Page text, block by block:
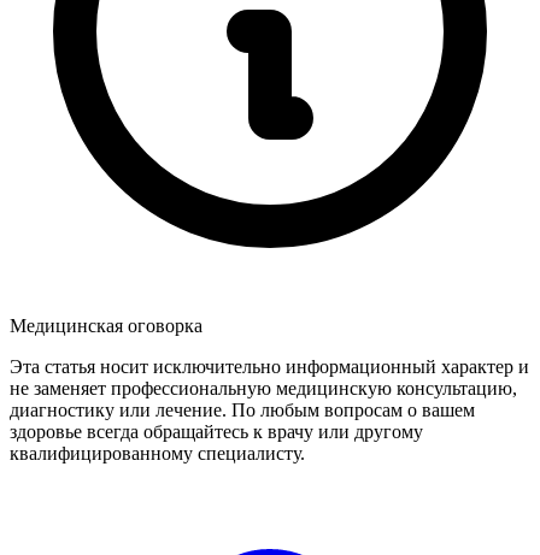
Медицинская оговорка
Эта статья носит исключительно информационный характер и
не заменяет профессиональную медицинскую консультацию,
диагностику или лечение. По любым вопросам о вашем
здоровье всегда обращайтесь к врачу или другому
квалифицированному специалисту.